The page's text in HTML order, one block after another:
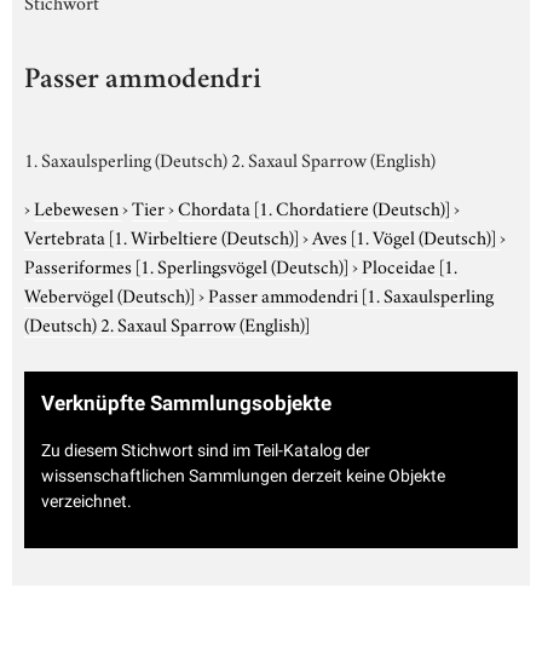
Passer ammodendri
1. Saxaulsperling (Deutsch) 2. Saxaul Sparrow (English)
›Lebewesen›Tier›Chordata [1. Chordatiere (Deutsch)]›
Vertebrata [1. Wirbeltiere (Deutsch)]›Aves [1. Vögel (Deutsch)]›
Passeriformes [1. Sperlingsvögel (Deutsch)]›Ploceidae [1.
Webervögel (Deutsch)]›Passer ammodendri [1. Saxaulsperling
(Deutsch) 2. Saxaul Sparrow (English)]
Verknüpfte Sammlungsobjekte
Zu diesem Stichwort sind im Teil-Katalog der
wissenschaftlichen Sammlungen derzeit keine Objekte
verzeichnet.